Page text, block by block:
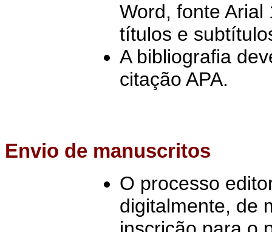
Word, fonte
títulos e
A bibliografia
citação APA.
Envio de manuscritos
O processo
digitalmente, de